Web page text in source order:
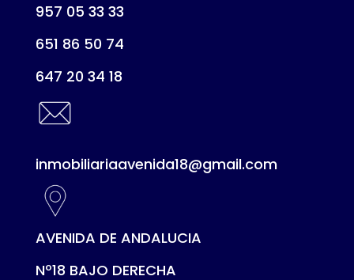
957 05 33 33
651 86 50 74
647 20 34 18
inmobiliariaavenida18@gmail.com
AVENIDA DE ANDALUCIA
Nº18 BAJO DERECHA